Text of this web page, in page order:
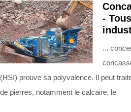
-
...
(HSI) prouve sa polyvalence. Il peut
de pierres, notamment le calcaire, le